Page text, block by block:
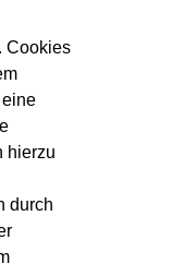
Cookies
hierzu
durch